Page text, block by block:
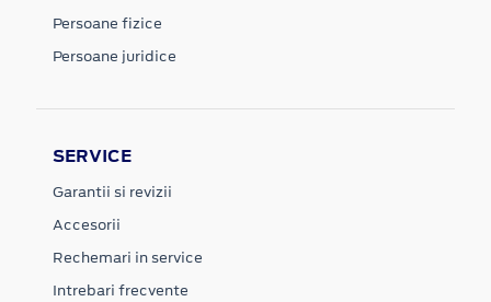
Persoane fizice
Persoane juridice
SERVICE
Garantii si revizii
Accesorii
Rechemari in service
Intrebari frecvente